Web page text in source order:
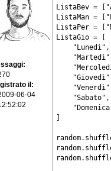
il
06-04
ListaBev =
ListaMan =
ListaPer =
ListaGio = [
    "Lunedì",
    "Sabato",